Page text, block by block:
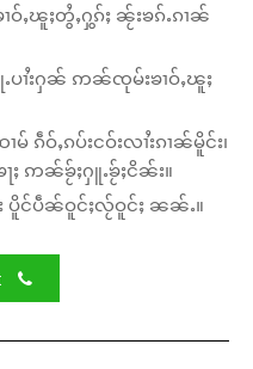
ႇၽူႈတွႆႇႁွၵ်ႈ ၼႂ်းၶၵ်ႉၵၢၼ်
ပၢႆးႁၼ် ဢၼ်ၸုမ်းၶၢဝ်ႇၽူႈ
ၵဵဝ်ႇၵပ်းငဝ်းလၢႆးၵၢၼ်မိူင်း၊
ႃႈ ဢၼ်ၶႂ်ႈႁူႉၶႂ်ႈငိၼ်း။
ပိူင်ပဵၼ်ဝူင်ႈလႂ်ဝူင်ႈ ၼၼ်ႉ။